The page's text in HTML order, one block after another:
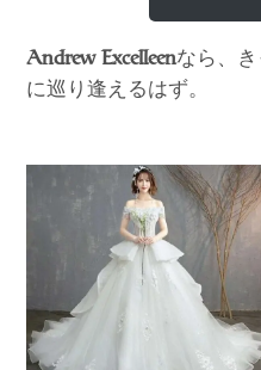
Andrew Excelleenなら、
に巡り逢えるはず。